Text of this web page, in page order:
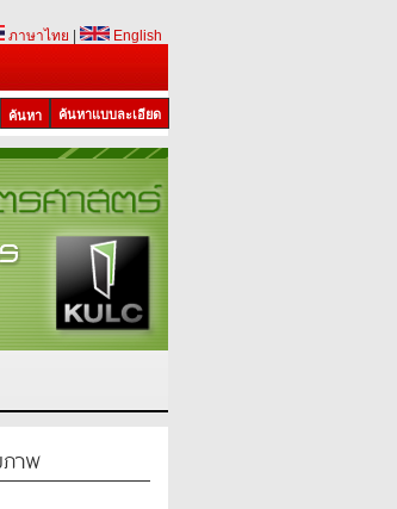
ภาษาไทย
English
ค้นหาแบบละเอียด
ภาพ